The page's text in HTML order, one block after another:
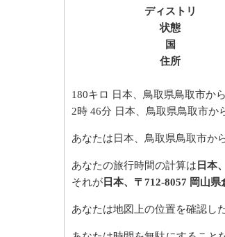
ディストリ
状態
国
住所
180キロ 日本、鳥取県鳥取市か
2時 46分 日本、鳥取県鳥取市か
あなたは日本、鳥取県鳥取市か
あなたの旅行時間の計算は 日本
それが 日本、〒712-8057 岡山
あなたは地図上の位置を確認し